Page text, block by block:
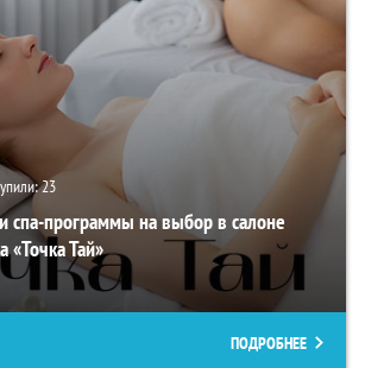
23
спа-программы на выбор в салоне
«Точка Тай»
ПОДРОБНЕЕ